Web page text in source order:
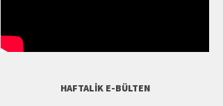
HAFTALIK E-BÜLTEN